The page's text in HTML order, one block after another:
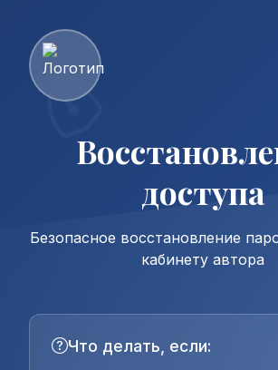
доступа
Безопасное восстановление
кабинету автора
Что делать, если: